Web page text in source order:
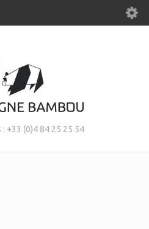
+33 (0)4 84 25 25 54